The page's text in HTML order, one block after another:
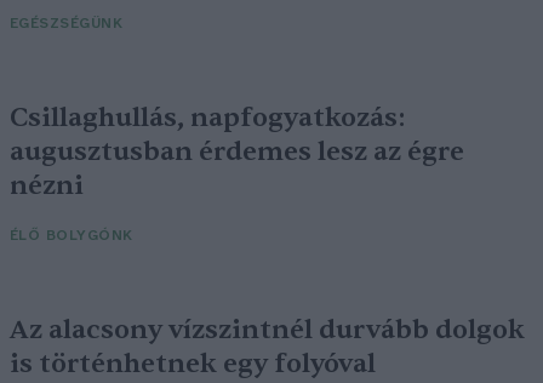
EGÉSZSÉGÜNK
Csillaghullás, napfogyatkozás:
augusztusban érdemes lesz az égre
nézni
ÉLŐ BOLYGÓNK
Az alacsony vízszintnél durvább dolgok
is történhetnek egy folyóval